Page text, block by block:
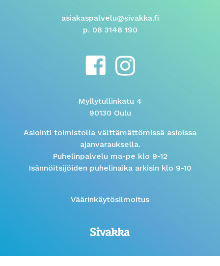
asiakaspalvelu@sivakka.fi
p. 08 3148 190
Myllytullinkatu 4
90130 Oulu
Asiointi toimistolla välttämättömissä asioissa
ajanvarauksella.
Puhelinpalvelu ma-pe klo 9-12
Isännöitsijöiden puhelinaika arkisin klo 9-10
Väärinkäytösilmoitus